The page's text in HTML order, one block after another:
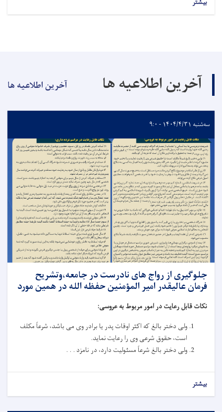
آخرین اطلاعیه ها آخرین اطلاعیه ها
سه‌شنبه ۱۴۰۴/۴/۳۱ - ۹:۰
جلوگیری از رواج های نادرست در جامعه،وتشریح
فرمان عالیقدر امیر المؤمنین حفظه الله در همین مورد
نکات قابل رعایت در امور مربوط به عروسی:
ولی دختر بالغ که اکثر اوقات پدر یا برادر وی می باشد، شرعاً مکلف
است، حقوق شرعی وی را رعایت نماید.
ولی دختر بالغ شرعاً مسئولیت دارد، در نامزد . . .
بیشتر